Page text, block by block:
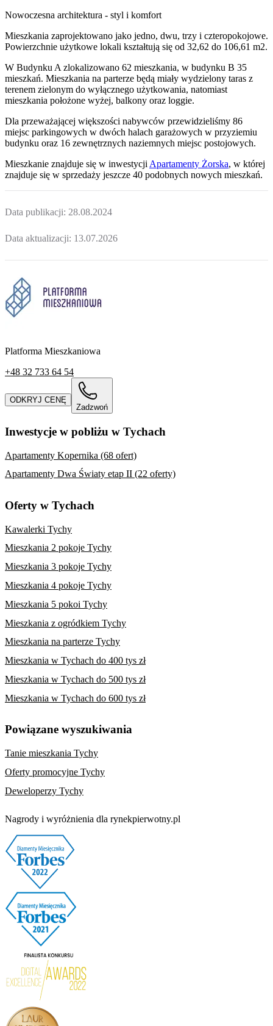
Nowoczesna architektura - styl i komfort
Mieszkania zaprojektowano jako jedno, dwu, trzy i czteropokojowe.
Powierzchnie użytkowe lokali kształtują się od 32,62 do 106,61 m2.
W Budynku A zlokalizowano 62 mieszkania, w budynku B 35
mieszkań. Mieszkania na parterze będą miały wydzielony taras z
terenem zielonym do wyłącznego użytkowania, natomiast
mieszkania położone wyżej, balkony oraz loggie.
Dla przeważającej większości nabywców przewidzieliśmy 86
miejsc parkingowych w dwóch halach garażowych w przyziemiu
budynku oraz 16 zewnętrznych naziemnych miejsc postojowych.
Mieszkanie znajduje się w inwestycji Apartamenty Żorska, w której
znajduje się w sprzedaży jeszcze 40 podobnych nowych mieszkań.
Data publikacji: 28.08.2024
Data aktualizacji: 13.07.2026
Platforma Mieszkaniowa
+48 32 733 64 54
ODKRYJ CENĘ
Zadzwoń
Inwestycje w pobliżu w Tychach
Apartamenty Kopernika (68 ofert)
Apartamenty Dwa Światy etap II (22 oferty)
Oferty w Tychach
Kawalerki Tychy
Mieszkania 2 pokoje Tychy
Mieszkania 3 pokoje Tychy
Mieszkania 4 pokoje Tychy
Mieszkania 5 pokoi Tychy
Mieszkania z ogródkiem Tychy
Mieszkania na parterze Tychy
Mieszkania w Tychach do 400 tys zł
Mieszkania w Tychach do 500 tys zł
Mieszkania w Tychach do 600 tys zł
Powiązane wyszukiwania
Tanie mieszkania Tychy
Oferty promocyjne Tychy
Deweloperzy Tychy
Nagrody i wyróżnienia dla rynekpierwotny.pl